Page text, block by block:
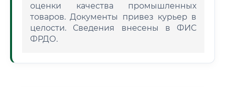
оценки качества промышленных
товаров. Документы привез курьер в
целости. Сведения внесены в ФИС
ФРДО.